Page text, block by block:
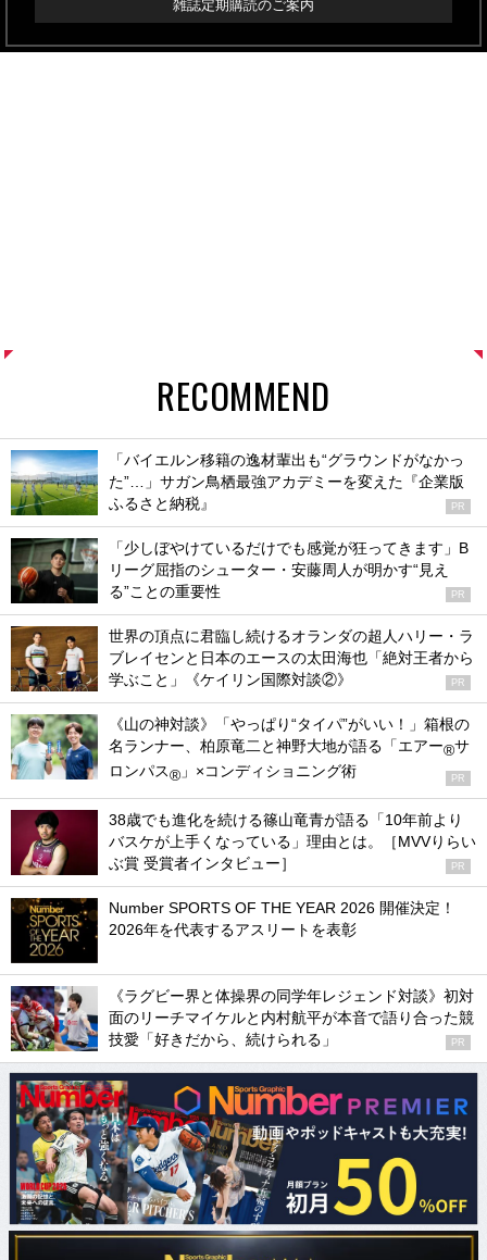
雑誌定期購読のご案内
RECOMMEND
「バイエルン移籍の逸材輩出も“グラウンドがなかっ
た”…」サガン鳥栖最強アカデミーを変えた『企業版
ふるさと納税』
PR
「少しぼやけているだけでも感覚が狂ってきます」B
リーグ屈指のシューター・安藤周人が明かす“見え
る”ことの重要性
PR
世界の頂点に君臨し続けるオランダの超人ハリー・ラ
ブレイセンと日本のエースの太田海也「絶対王者から
学ぶこと」《ケイリン国際対談②》
PR
《山の神対談》「やっぱり“タイパ”がいい！」箱根の
名ランナー、柏原竜二と神野大地が語る「エアー®サ
ロンパス® 」×コンディショニング術 PR
38歳でも進化を続ける篠山竜青が語る「10年前より
バスケが上手くなっている」理由とは。［MVVりらい
ぶ賞 受賞者インタビュー］
PR
Number SPORTS OF THE YEAR 2026 開催決定！
2026年を代表するアスリートを表彰
《ラグビー界と体操界の同学年レジェンド対談》初対
面のリーチマイケルと内村航平が本音で語り合った競
技愛「好きだから、続けられる」
PR